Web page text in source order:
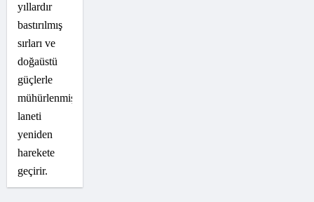
yıllardır
bastırılmış
sırları ve
doğaüstü
güçlerle
mühürlenmiş
laneti
yeniden
harekete
geçirir.